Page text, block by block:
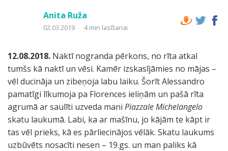
Anita Ruža
02.03.2019 4 min lasīšanai
12.08.2018. Naktī nogranda pērkons, no rīta atkal
tumšs kā naktī un vēsi. Kamēr izskasījāmies no mājas –
vēl ducināja un zibeņoja labu laiku. Šorīt Alessandro
pamatīgi līkumoja pa Florences ieliņām un pašā rīta
agrumā ar saulīti uzveda mani Piazzale Michelangelo
skatu laukumā. Labi, ka ar mašīnu, jo kājām te kāpt ir
tas vēl prieks, kā es pārliecinājos vēlāk. Skatu laukums
uzbūvēts nosacīti nesen – 19.gs. un man paliks kā